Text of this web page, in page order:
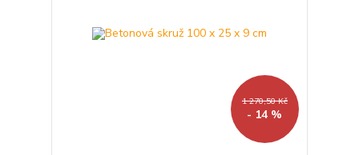
1 270,50 Kč
- 14 %